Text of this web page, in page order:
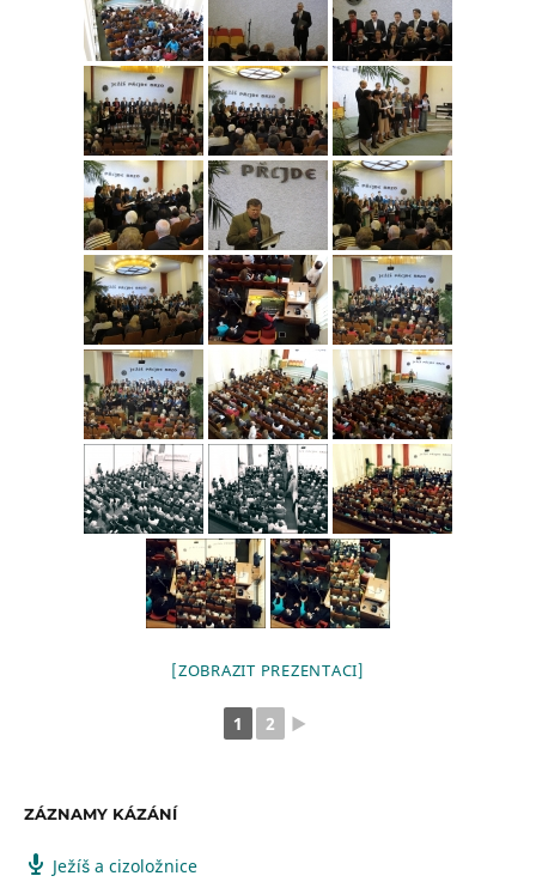
[ZOBRAZIT PREZENTACI]
1 2 ►
ZÁZNAMY KÁZÁNÍ
Ježíš a cizoložnice